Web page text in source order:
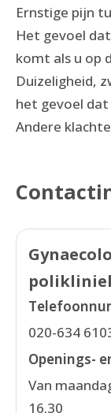
Ernstige pijn
Het gevoel
komt als u op
Duizeligheid,
het gevoel
Andere
020-634
Openings-
Van
16.30